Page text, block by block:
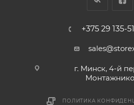
+375 29 135-
г. Минск, 4-й
ПОЛИТИКА